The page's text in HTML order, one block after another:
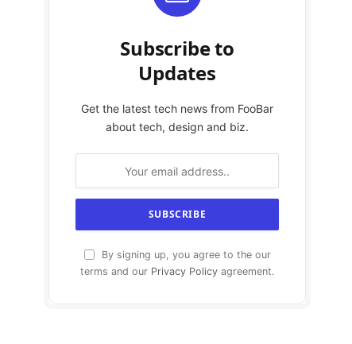
Subscribe to
Updates
Get the latest tech news from FooBar
about tech, design and biz.
By signing up, you agree to the our
terms and our Privacy Policy agreement.